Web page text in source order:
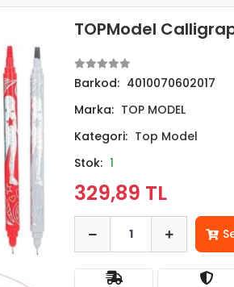
TOPModel
Barkod: 4010070602017
Marka: TOP MODEL
Kategori: Top Model
Stok: 1
329,89 TL